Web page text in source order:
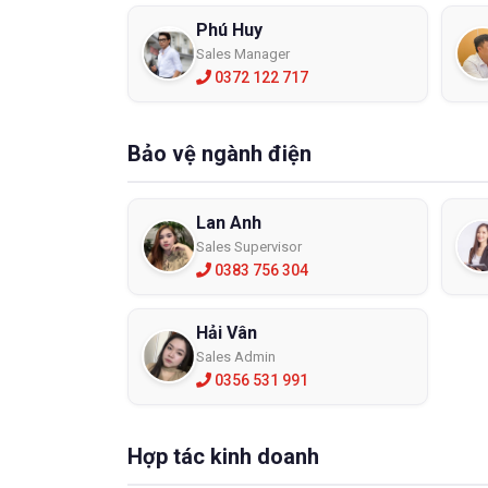
Đây là
dụng
Phú Huy
Sales Manager
0372 122 717
Bảo vệ ngành điện
Lan Anh
Sales Supervisor
0383 756 304
Hải Vân
Sales Admin
0356 531 991
Hợp tác kinh doanh